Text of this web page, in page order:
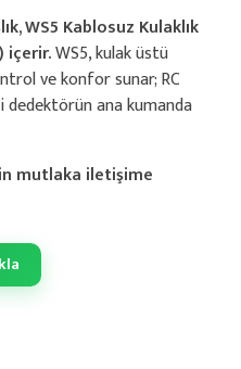
WS5 Kablosuz Kulaklık
içerir.WS5, kulak üstü
ve konfor sunar; RC
dedektörün ana kumanda
mutlaka iletişime